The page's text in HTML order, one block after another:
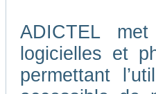
ADICTEL
logicielles et
permettant